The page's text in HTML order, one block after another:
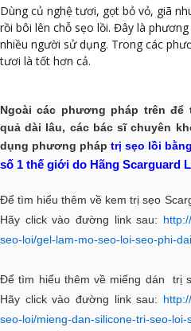
Dùng củ nghệ tươi, gọt bỏ vỏ, giã
rồi bôi lên chỗ sẹo lồi. Đây là
nhiều người sử dụng. Trong các
tươi là tốt hơn cả.
Ngoài các phương pháp trên
quả dài lâu, các bác sĩ chuyên
dụng phương pháp trị sẹo lồi bằng
số 1 thế giới do Hãng Scarguard
Để tìm hiểu thêm về kem trị sẹo
Hãy click vào đường link sau:
seo-loi/gel-lam-mo-seo-loi-seo-phi-
Để tìm hiểu thêm về miếng dán trị
Hãy click vào đường link sau:
seo-loi/mieng-dan-silicone-tri-seo-